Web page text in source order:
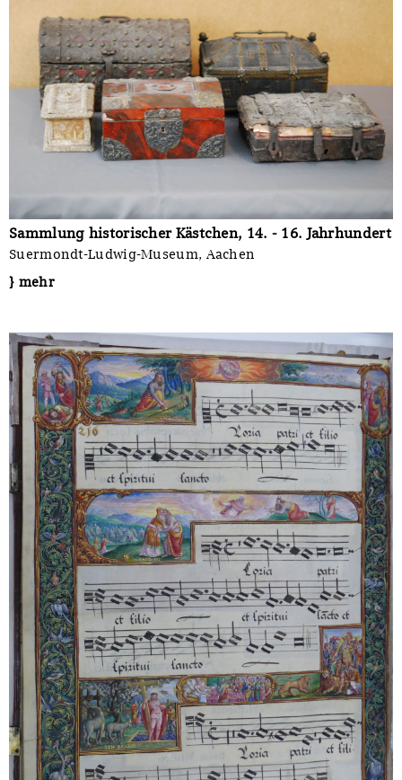
Sammlung historischer Kästchen, 14. - 16. Jahrhundert
Suermondt-Ludwig-Museum, Aachen
} mehr